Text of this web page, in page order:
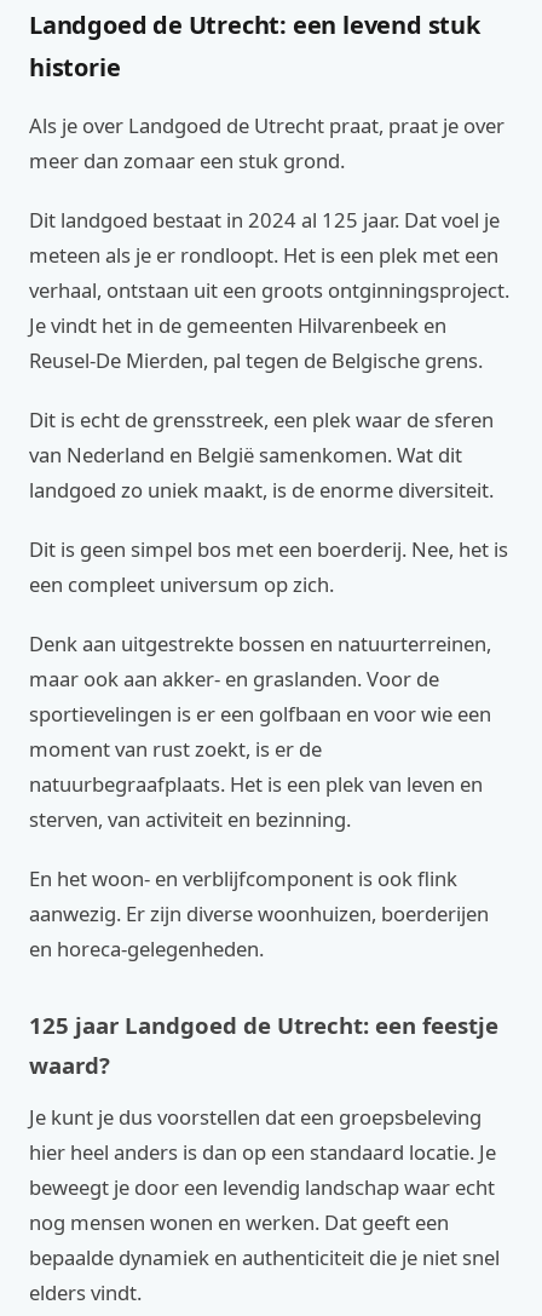
Landgoed de Utrecht: een levend stuk
historie
Als je over Landgoed de Utrecht praat, praat je over
meer dan zomaar een stuk grond.
Dit landgoed bestaat in 2024 al 125 jaar. Dat voel je
meteen als je er rondloopt. Het is een plek met een
verhaal, ontstaan uit een groots ontginningsproject.
Je vindt het in de gemeenten Hilvarenbeek en
Reusel-De Mierden, pal tegen de Belgische grens.
Dit is echt de grensstreek, een plek waar de sferen
van Nederland en België samenkomen. Wat dit
landgoed zo uniek maakt, is de enorme diversiteit.
Dit is geen simpel bos met een boerderij. Nee, het is
een compleet universum op zich.
Denk aan uitgestrekte bossen en natuurterreinen,
maar ook aan akker- en graslanden. Voor de
sportievelingen is er een golfbaan en voor wie een
moment van rust zoekt, is er de
natuurbegraafplaats. Het is een plek van leven en
sterven, van activiteit en bezinning.
En het woon- en verblijfcomponent is ook flink
aanwezig. Er zijn diverse woonhuizen, boerderijen
en horeca-gelegenheden.
125 jaar Landgoed de Utrecht: een feestje
waard?
Je kunt je dus voorstellen dat een groepsbeleving
hier heel anders is dan op een standaard locatie. Je
beweegt je door een levendig landschap waar echt
nog mensen wonen en werken. Dat geeft een
bepaalde dynamiek en authenticiteit die je niet snel
elders vindt.